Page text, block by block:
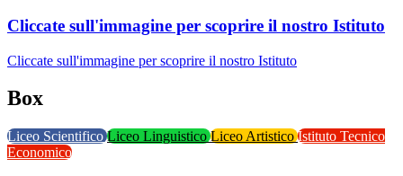
Cliccate sull'immagine per scoprire il nostro Istituto
Cliccate sull'immagine per scoprire il nostro Istituto
Box
Liceo ScientificoLiceo LinguisticoLiceo ArtisticoIstituto Tecnico
Economico